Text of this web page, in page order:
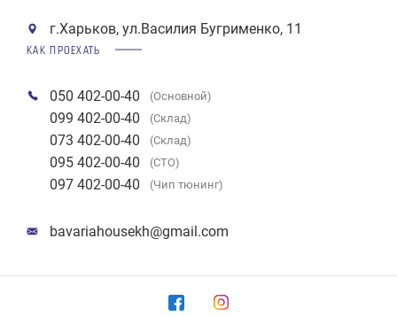
г.Харьков, ул.Василия Бугрименко, 11
КАК ПРОЕХАТЬ
050 402-00-40 (Основной)
099 402-00-40 (Склад)
073 402-00-40 (Склад)
095 402-00-40 (СТО)
097 402-00-40 (Чип тюнинг)
bavariahousekh@gmail.com